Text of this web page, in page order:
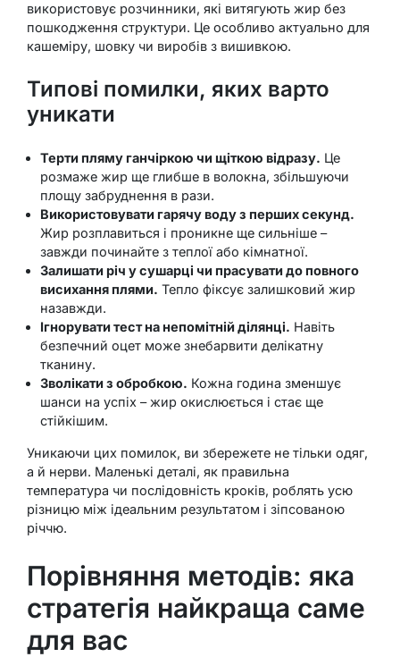
використовує розчинники, які витягують жир без
пошкодження структури. Це особливо актуально для
кашеміру, шовку чи виробів з вишивкою.
Типові помилки, яких варто
уникати
Терти пляму ганчіркою чи щіткою відразу. Це
розмаже жир ще глибше в волокна, збільшуючи
площу забруднення в рази.
Використовувати гарячу воду з перших секунд.
Жир розплавиться і проникне ще сильніше –
завжди починайте з теплої або кімнатної.
Залишати річ у сушарці чи прасувати до повного
висихання плями. Тепло фіксує залишковий жир
назавжди.
Ігнорувати тест на непомітній ділянці. Навіть
безпечний оцет може знебарвити делікатну
тканину.
Зволікати з обробкою. Кожна година зменшує
шанси на успіх – жир окислюється і стає ще
стійкішим.
Уникаючи цих помилок, ви збережете не тільки одяг,
а й нерви. Маленькі деталі, як правильна
температура чи послідовність кроків, роблять усю
різницю між ідеальним результатом і зіпсованою
річчю.
Порівняння методів: яка
стратегія найкраща саме
для вас